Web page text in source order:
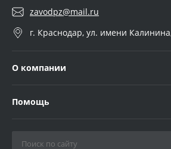
zavodpz@mail.ru
г. Краснодар, ул. имени
О компании
Помощь